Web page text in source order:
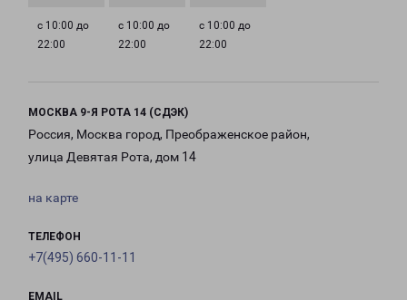
с 10:00 до
22:00
с 10:00 до
22:00
с 10:00 до
22:00
МОСКВА 9-Я РОТА 14 (СДЭК)
Россия, Москва город, Преображенское район,
улица Девятая Рота, дом 14
на карте
ТЕЛЕФОН
+7(495) 660-11-11
EMAIL